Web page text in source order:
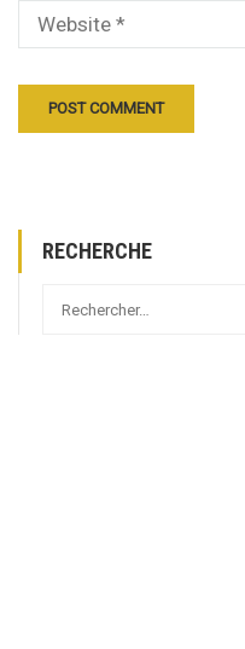
RECHERCHE